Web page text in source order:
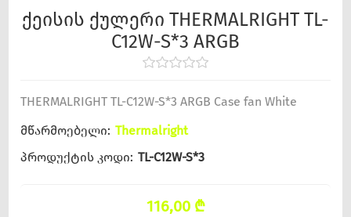
ქეისის ქულერი THERMALRIGHT TL-
C12W-S*3 ARGB
THERMALRIGHT TL-C12W-S*3 ARGB Case fan White
მწარმოებელი: Thermalright
პროდუქტის კოდი: TL-C12W-S*3
116,00 ₾